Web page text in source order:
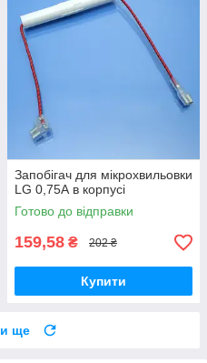
Запобігач для мікрохвильовки
LG 0,75А в корпусі
Готово до відправки
159,58 ₴ 202 ₴
Купити
ще